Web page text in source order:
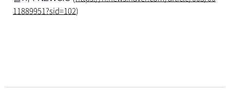
11889951?sid=102)